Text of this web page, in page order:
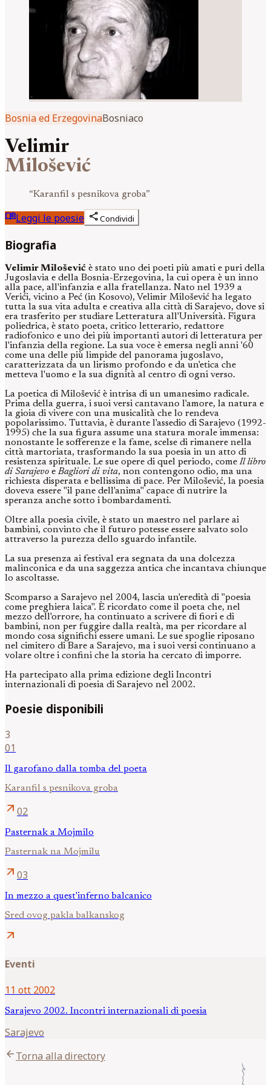
Bosnia ed ErzegovinaBosniaco
Velimir
Milošević
“Karanfil s pesnikova groba”
menu_bookLeggi le poesie shareCondividi
Biografia
Velimir Milošević è stato uno dei poeti più amati e puri della
Jugoslavia e della Bosnia-Erzegovina, la cui opera è un inno
alla pace, all'infanzia e alla fratellanza. Nato nel 1939 a
Verići, vicino a Peć (in Kosovo), Velimir Milošević ha legato
tutta la sua vita adulta e creativa alla città di Sarajevo, dove si
era trasferito per studiare Letteratura all'Università. Figura
poliedrica, è stato poeta, critico letterario, redattore
radiofonico e uno dei più importanti autori di letteratura per
l'infanzia della regione. La sua voce è emersa negli anni '60
come una delle più limpide del panorama jugoslavo,
caratterizzata da un lirismo profondo e da un'etica che
metteva l'uomo e la sua dignità al centro di ogni verso.
La poetica di Milošević è intrisa di un umanesimo radicale.
Prima della guerra, i suoi versi cantavano l'amore, la natura e
la gioia di vivere con una musicalità che lo rendeva
popolarissimo. Tuttavia, è durante l'assedio di Sarajevo (1992-
1995) che la sua figura assume una statura morale immensa:
nonostante le sofferenze e la fame, scelse di rimanere nella
città martoriata, trasformando la sua poesia in un atto di
resistenza spirituale. Le sue opere di quel periodo, come Il libro
di Sarajevo eBagliori di vita, non contengono odio, ma una
richiesta disperata e bellissima di pace. Per Milošević, la poesia
doveva essere "il pane dell'anima" capace di nutrire la
speranza anche sotto i bombardamenti.
Oltre alla poesia civile, è stato un maestro nel parlare ai
bambini, convinto che il futuro potesse essere salvato solo
attraverso la purezza dello sguardo infantile.
La sua presenza ai festival era segnata da una dolcezza
malinconica e da una saggezza antica che incantava chiunque
lo ascoltasse.
Scomparso a Sarajevo nel 2004, lascia un'eredità di "poesia
come preghiera laica". È ricordato come il poeta che, nel
mezzo dell'orrore, ha continuato a scrivere di fiori e di
bambini, non per fuggire dalla realtà, ma per ricordare al
mondo cosa significhi essere umani. Le sue spoglie riposano
nel cimitero di Bare a Sarajevo, ma i suoi versi continuano a
volare oltre i confini che la storia ha cercato di imporre.
Ha partecipato alla prima edizione degli Incontri
internazionali di poesia di Sarajevo nel 2002.
Poesie disponibili
3
01
Il garofano dalla tomba del poeta
Karanfil s pesnikova groba
arrow_outward 02
Pasternak a Mojmilo
Pasternak na Mojmilu
arrow_outward 03
In mezzo a quest'inferno balcanico
Sred ovog pakla balkanskog
arrow_outward
Eventi
11 ott 2002
Sarajevo 2002. Incontri internazionali di poesia
Sarajevo
arrow_backTorna alla directory